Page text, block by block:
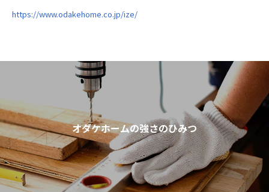
https://www.odakehome.co.jp/ize/
オダケホームの強さのひみつ